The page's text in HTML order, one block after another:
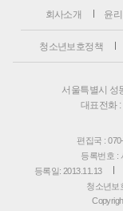
회사소개 윤
청소년보호정책
서울특별시 성
대표전화
편집국 :
등록번호 :
등록일: 2013.11.13
청소년보